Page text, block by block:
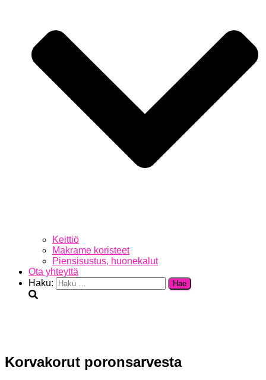
Keittiö
Makrame koristeet
Piensisustus, huonekalut
Ota yhteyttä
Haku:
Korvakorut poronsarvesta